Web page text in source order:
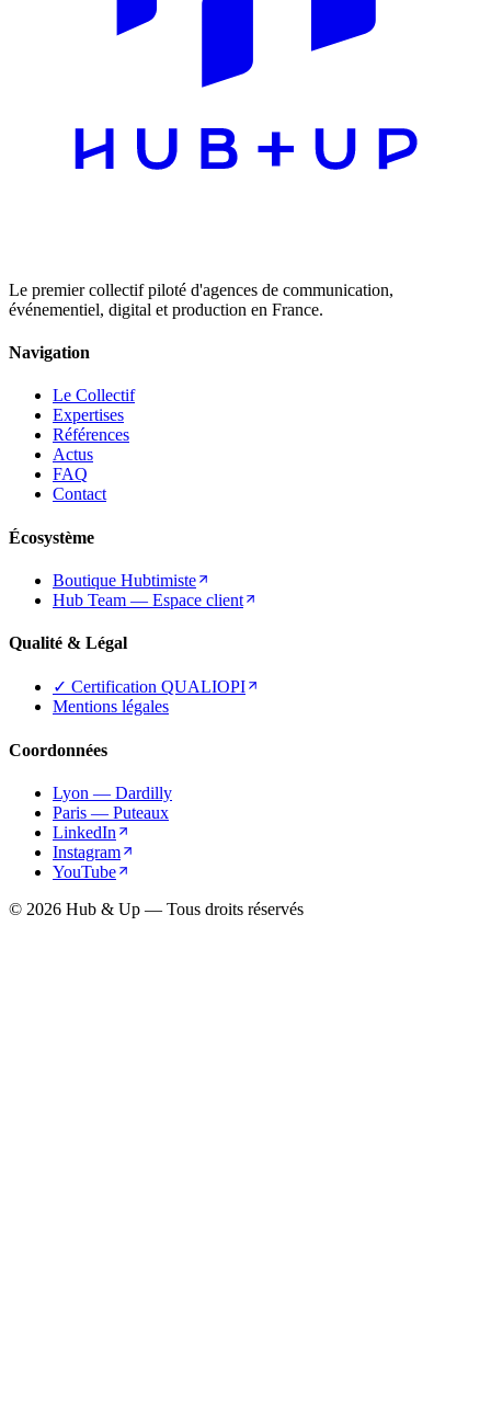
Le premier collectif piloté d'agences de communication,
événementiel, digital et production en France.
Navigation
Le Collectif
Expertises
Références
Actus
FAQ
Contact
Écosystème
Boutique Hubtimiste
Hub Team — Espace client
Qualité & Légal
✓ Certification QUALIOPI
Mentions légales
Coordonnées
Lyon — Dardilly
Paris — Puteaux
LinkedIn
Instagram
YouTube
© 2026 Hub & Up — Tous droits réservés